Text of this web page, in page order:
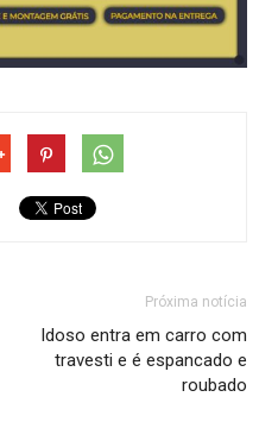
Próxima notícia
Idoso entra em carro com
travesti e é espancado e
roubado